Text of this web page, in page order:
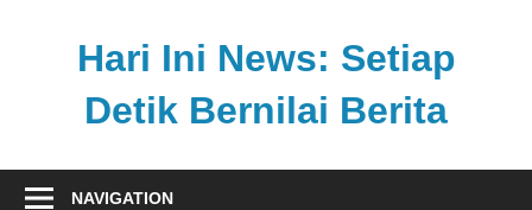
Hari Ini News: Setiap
Detik Bernilai Berita
nasional
NAVIGATION